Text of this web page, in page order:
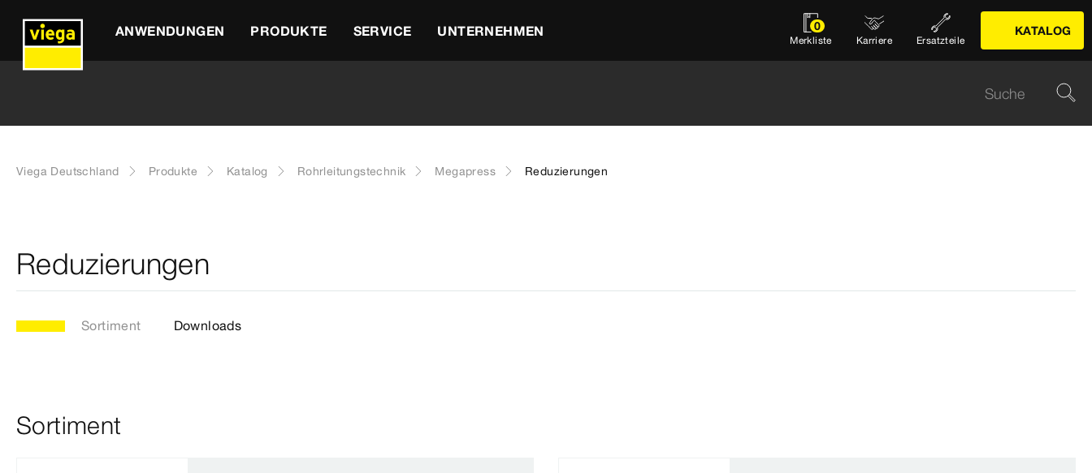
ANWENDUNGEN PRODUKTE SERVICE UNTERNEHMEN 0
Merkliste Karriere Ersatzteile
KATALOG
Viega Deutschland Produkte Katalog Rohrleitungstechnik Megapress Reduzierungen
Reduzierungen
Sortiment Downloads
Sortiment